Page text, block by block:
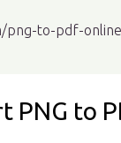
png-to-pdf-
PNG to